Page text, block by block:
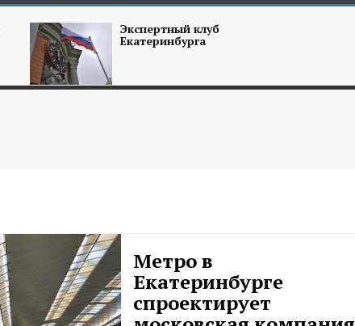
Экспертный клуб
Екатеринбурга
Метро в
Екатеринбурге
спроектирует